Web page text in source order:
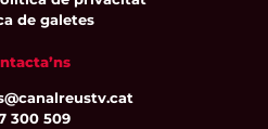
de galetes
300 509